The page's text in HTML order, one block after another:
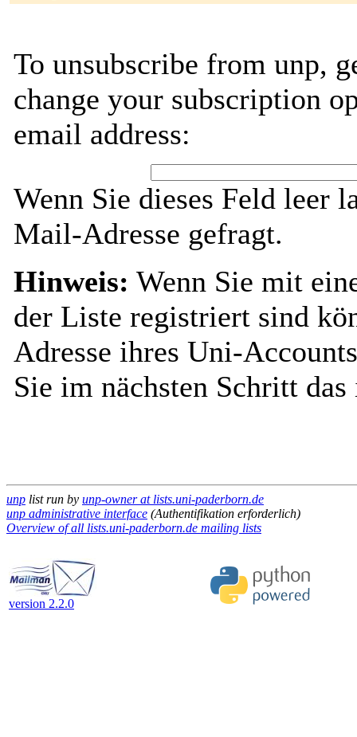
To unsubscribe from unp,
change your subscription
email address:
Wenn Sie dieses Feld leer
Mail-Adresse gefragt.
Hinweis: Wenn Sie mit
der Liste registriert sind
Adresse ihres Uni-
Sie im nächsten Schritt
unp list run by unp-owner at lists.uni-paderborn.de
unp administrative interface (Authentifikation erforderlich)
Overview of all lists.uni-paderborn.de mailing lists
version 2.2.0